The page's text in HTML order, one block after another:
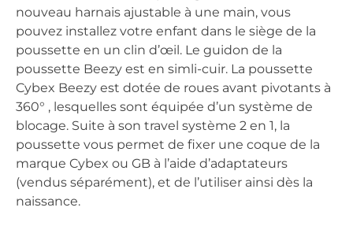
nouveau harnais ajustable à une main, vous
pouvez installez votre enfant dans le siège de la
poussette en un clin d’œil. Le guidon de la
poussette Beezy est en simli-cuir. La poussette
Cybex Beezy est dotée de roues avant pivotants à
360° , lesquelles sont équipée d’un système de
blocage. Suite à son travel système 2 en 1, la
poussette vous permet de fixer une coque de la
marque Cybex ou GB à l’aide d’adaptateurs
(vendus séparément), et de l’utiliser ainsi dès la
naissance.